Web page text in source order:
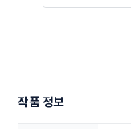
작품 정보